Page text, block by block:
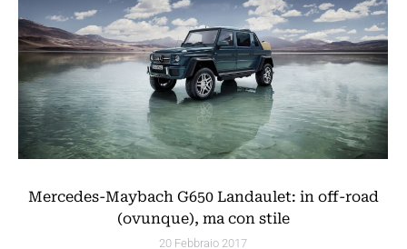
Mercedes-Maybach G650 Landaulet: in off-road
(ovunque), ma con stile
20 Febbraio 2017